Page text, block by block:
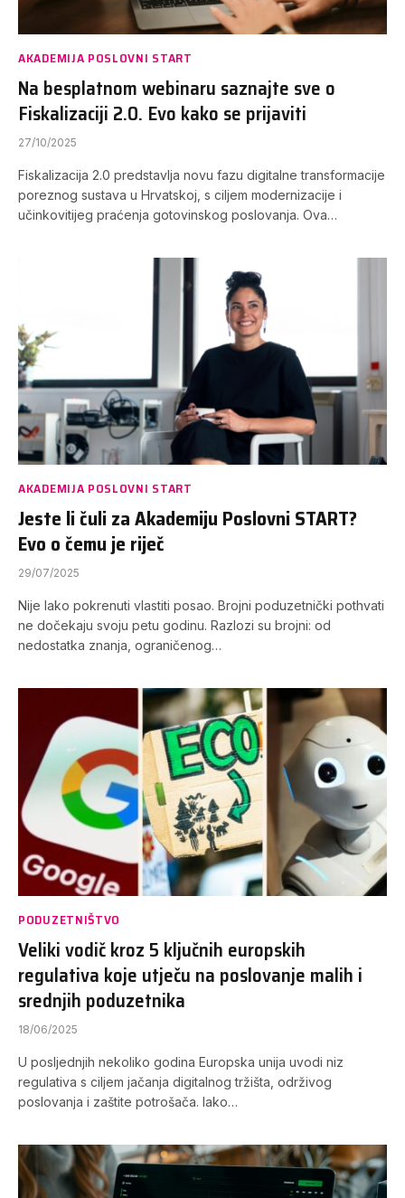
AKADEMIJA POSLOVNI START
Na besplatnom webinaru saznajte sve o
Fiskalizaciji 2.0. Evo kako se prijaviti
27/10/2025
Fiskalizacija 2.0 predstavlja novu fazu digitalne transformacije
poreznog sustava u Hrvatskoj, s ciljem modernizacije i
učinkovitijeg praćenja gotovinskog poslovanja. Ova…
AKADEMIJA POSLOVNI START
Jeste li čuli za Akademiju Poslovni START?
Evo o čemu je riječ
29/07/2025
Nije lako pokrenuti vlastiti posao. Brojni poduzetnički pothvati
ne dočekaju svoju petu godinu. Razlozi su brojni: od
nedostatka znanja, ograničenog…
PODUZETNIŠTVO
Veliki vodič kroz 5 ključnih europskih
regulativa koje utječu na poslovanje malih i
srednjih poduzetnika
18/06/2025
U posljednjih nekoliko godina Europska unija uvodi niz
regulativa s ciljem jačanja digitalnog tržišta, održivog
poslovanja i zaštite potrošača. Iako…